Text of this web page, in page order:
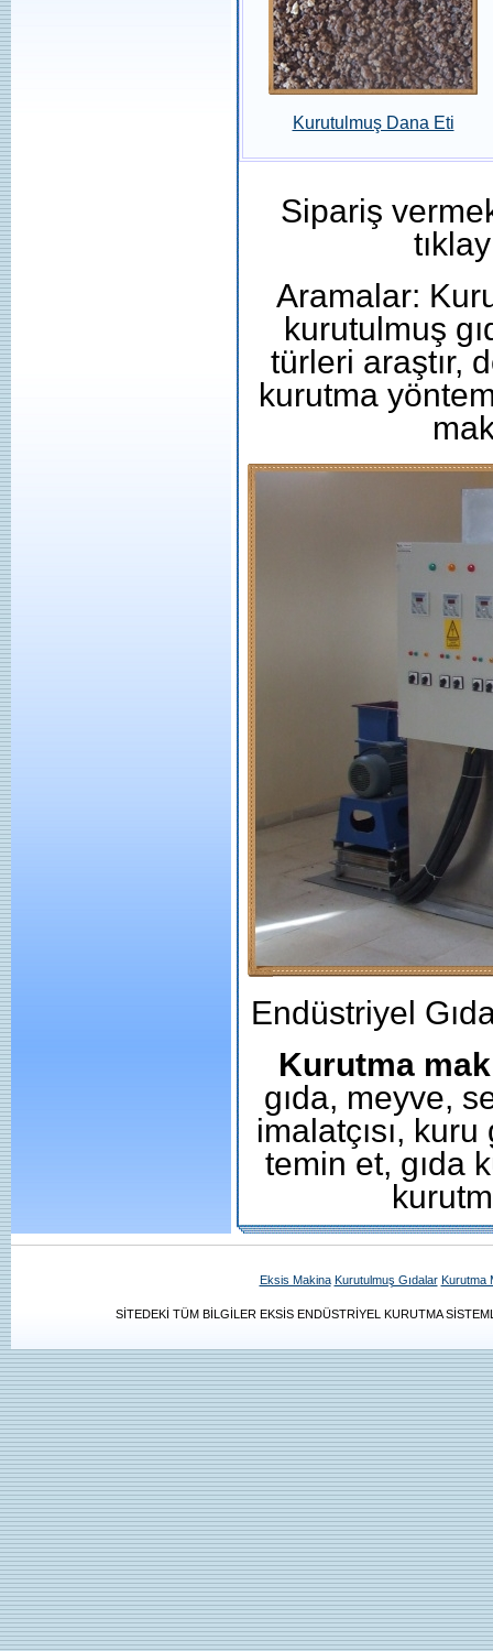
Kurutulmuş Dana Eti
Sipariş
Aramalar:
kurutulmuş
türleri araştır,
kurutma
Endüstriyel
Kurutma
gıda, meyve,
imalatçısı,
temin et, gıda
Eksis Makina Kurutulmuş Gıdalar Kurutma
SİTEDEKİ TÜM BİLGİLER EKSİS ENDÜSTRİYEL KURUTMA